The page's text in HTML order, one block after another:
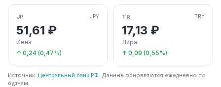
JP JPY
51,61 ₽
Иена
↑ 0,24 (0,47%)
TR TRY
17,13 ₽
Лира
↑ 0,09 (0,55%)
Источник: Центральный банк РФ. Данные обновляются ежедневно по
будням.